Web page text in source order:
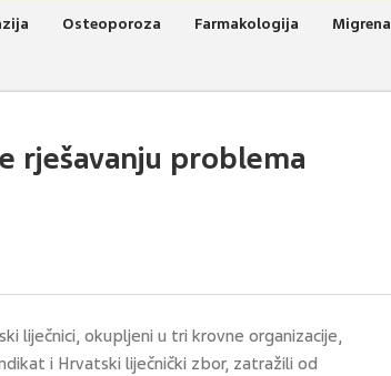
Osteoporoza Farmakologija Migrena
rješavanju problema
liječnici, okupljeni u tri krovne organizacije,
i Hrvatski liječnički zbor, zatražili od